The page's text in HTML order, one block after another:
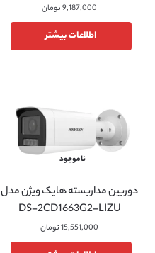
9,187,000تومان
اطلاعات بیشتر
ناموجود
دوربین مداربسته هایک ویژن مدل
DS-2CD1663G2-LIZU
15,551,000تومان